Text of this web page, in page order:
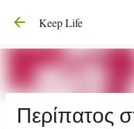
Μετάβαση
Keep Life
Περίπατος